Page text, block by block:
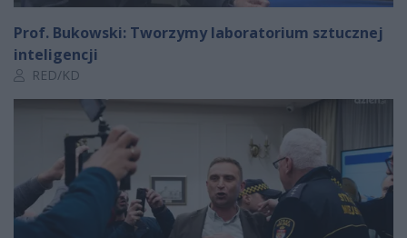
Prof. Bukowski: Tworzymy laboratorium sztucznej
inteligencji
Autor artykułu:
RED/KD